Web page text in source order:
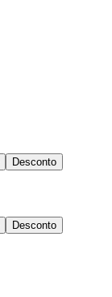
Desconto
Desconto